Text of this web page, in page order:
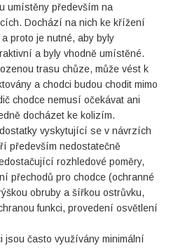
umístěny především na
Dochází na nich ke křížení
proto je nutné, aby byly
a byly vhodně umístěné.
trasu chůze, může vést k
a chodci budou chodit mimo
chodce nemusí očekávat ani
docházet ke kolizím.
vyskytující se v návrzích
především nedostatečně
rozhledové poměry,
přechodů pro chodce (ochranné
obruby a šířkou ostrůvku,
funkci, provedení osvětlení
jsou často využívány minimální